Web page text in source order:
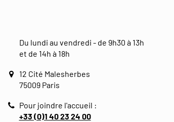
Du lundi au vendredi - de 9h30 à 13h
et de 14h à 18h
12 Cité Malesherbes
75009 Paris
Pour joindre l'accueil :
+33 (0)1 40 23 24 00